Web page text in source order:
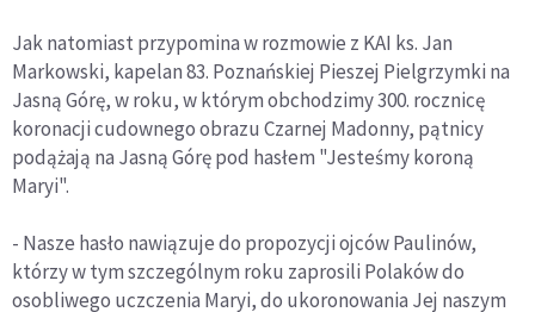
Jak natomiast przypomina w rozmowie z KAI ks. Jan
Markowski, kapelan 83. Poznańskiej Pieszej Pielgrzymki na
Jasną Górę, w roku, w którym obchodzimy 300. rocznicę
koronacji cudownego obrazu Czarnej Madonny, pątnicy
podążają na Jasną Górę pod hasłem "Jesteśmy koroną
Maryi".
- Nasze hasło nawiązuje do propozycji ojców Paulinów,
którzy w tym szczególnym roku zaprosili Polaków do
osobliwego uczczenia Maryi, do ukoronowania Jej naszym